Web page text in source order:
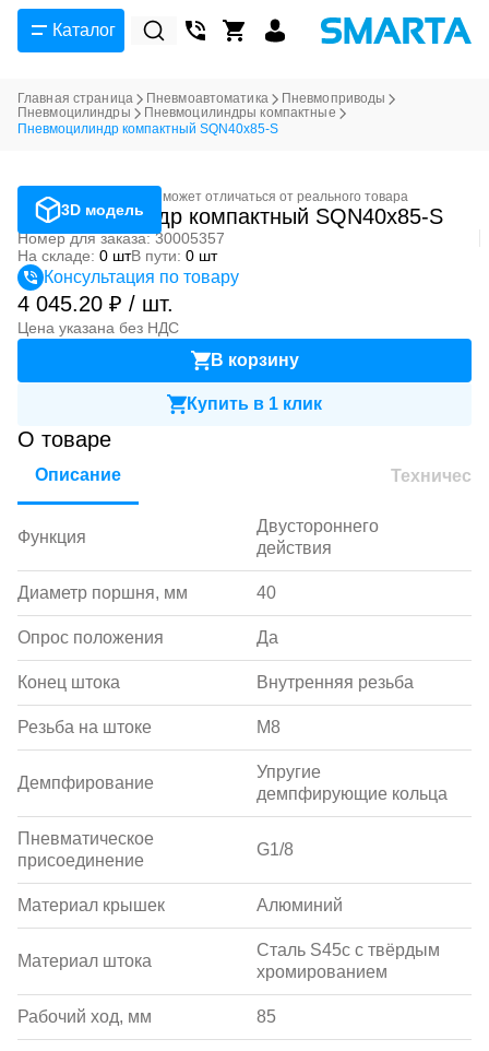
Каталог
Главная страница Пневмоавтоматика
Пневмоприводы
Пневмоцилиндры
Пневмоцилиндры компактные
Пневмоцилиндр компактный SQN40x85-S
3D модель
Фотография может отличаться от реального товара
Пневмоцилиндр компактный SQN40x85-S
Номер для заказа: 30005357
На складе: 0 штВ пути: 0 шт
Консультация по товару
4 045.20 ₽ / шт.
Цена указана без НДС
В корзину
Купить в 1 клик
О товаре
Описание
Функция
Двустороннего
действия
Диаметр поршня, мм 40
Опрос положения Да
Конец штока Внутренняя резьба
Резьба на штоке M8
Демпфирование
Упругие
демпфирующие кольца
Пневматическое
присоединение
G1/8
Материал крышек Алюминий
Материал штока
Сталь S45c с твёрдым
хромированием
Рабочий ход, мм 85